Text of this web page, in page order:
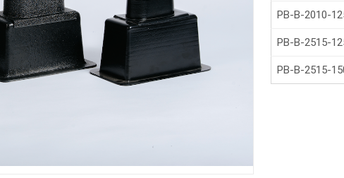
PB-B-2010-
PB-B-2515-
PB-B-2515-